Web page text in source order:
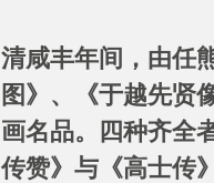
清咸丰年间，由任
图》、《于越先贤
画名品。四种齐全
传赞》与《高士传